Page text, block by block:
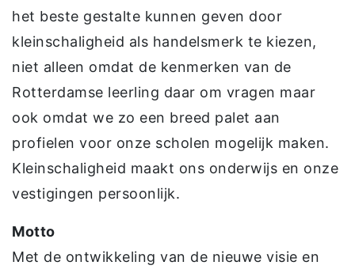
het beste gestalte kunnen geven door
kleinschaligheid als handelsmerk te kiezen,
niet alleen omdat de kenmerken van de
Rotterdamse leerling daar om vragen maar
ook omdat we zo een breed palet aan
profielen voor onze scholen mogelijk maken.
Kleinschaligheid maakt ons onderwijs en onze
vestigingen persoonlijk.
Motto
Met de ontwikkeling van de nieuwe visie en